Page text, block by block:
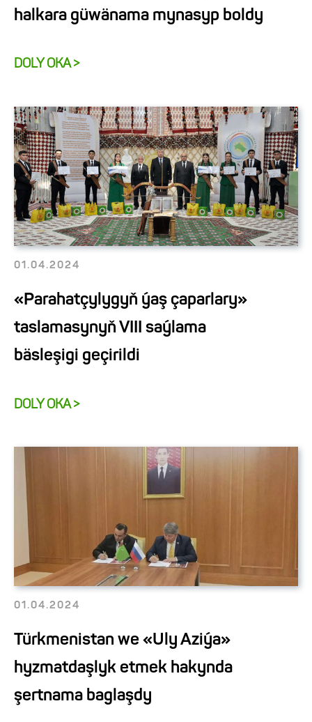
halkara güwänama mynasyp boldy
DOLY OKA >
01.04.2024
«Parahatçylygyň ýaş çaparlary»
taslamasynyň VIII saýlama
bäsleşigi geçirildi
DOLY OKA >
01.04.2024
Türkmenistan we «Uly Aziýa»
hyzmatdaşlyk etmek hakynda
şertnama baglaşdy